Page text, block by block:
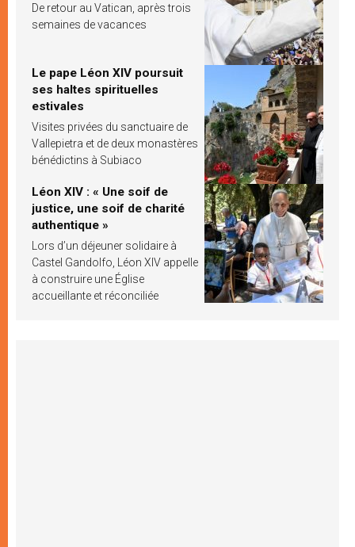
De retour au Vatican, après trois
semaines de vacances
Le pape Léon XIV poursuit
ses haltes spirituelles
estivales
Visites privées du sanctuaire de
Vallepietra et de deux monastères
bénédictins à Subiaco
Léon XIV : « Une soif de
justice, une soif de charité
authentique »
Lors d’un déjeuner solidaire à
Castel Gandolfo, Léon XIV appelle
à construire une Église
accueillante et réconciliée